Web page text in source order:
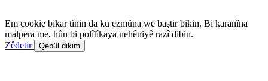
Em cookie bikar tînin da ku ezmûna we baştir bikin. Bi karanîna
malpera me, hûn bi polîtîkaya nehêniyê razî dibin.
Zêdetir
Qebûl dikim